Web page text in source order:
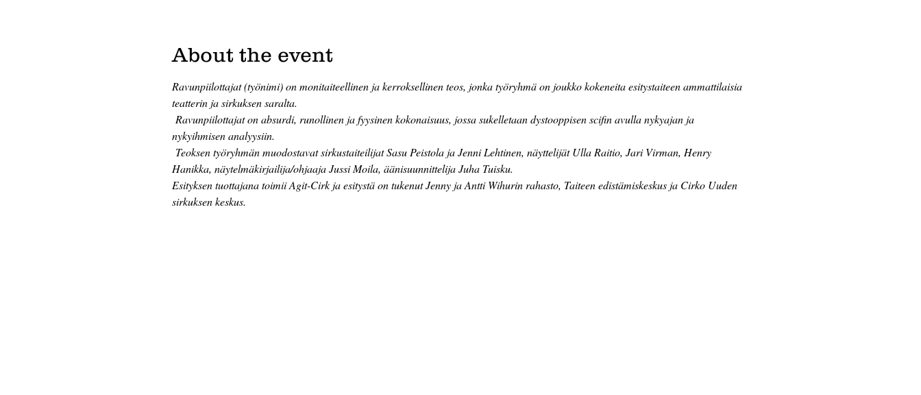
About the event
Ravunpiilottajat (työnimi) on monitaiteellinen ja kerroksellinen teos, jonka työryhmä on joukko kokeneita esitystaiteen ammattilaisia
teatterin ja sirkuksen saralta.
Ravunpiilottajat on absurdi, runollinen ja fyysinen kokonaisuus, jossa sukelletaan dystooppisen scifin avulla nykyajan ja
nykyihmisen analyysiin.
Teoksen työryhmän muodostavat sirkustaiteilijat Sasu Peistola ja Jenni Lehtinen, näyttelijät Ulla Raitio, Jari Virman, Henry
Hanikka, näytelmäkirjailija/ohjaaja Jussi Moila, äänisuunnittelija Juha Tuisku.
Esityksen tuottajana toimii Agit-Cirk ja esitystä on tukenut Jenny ja Antti Wihurin rahasto, Taiteen edistämiskeskus ja Cirko Uuden
sirkuksen keskus.